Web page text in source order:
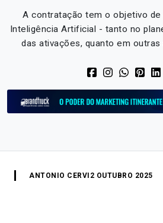
A contratação tem o objetivo de
Inteligência Artificial - tanto no
das ativações, quanto em
ANTONIO CERVI 2 OUTUBRO 2025